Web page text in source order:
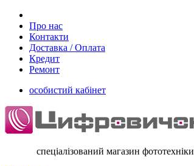
Про нас
Контакти
Доставка / Оплата
Кредит
Ремонт
особистий кабінет
спеціалізований магазин фототехніки